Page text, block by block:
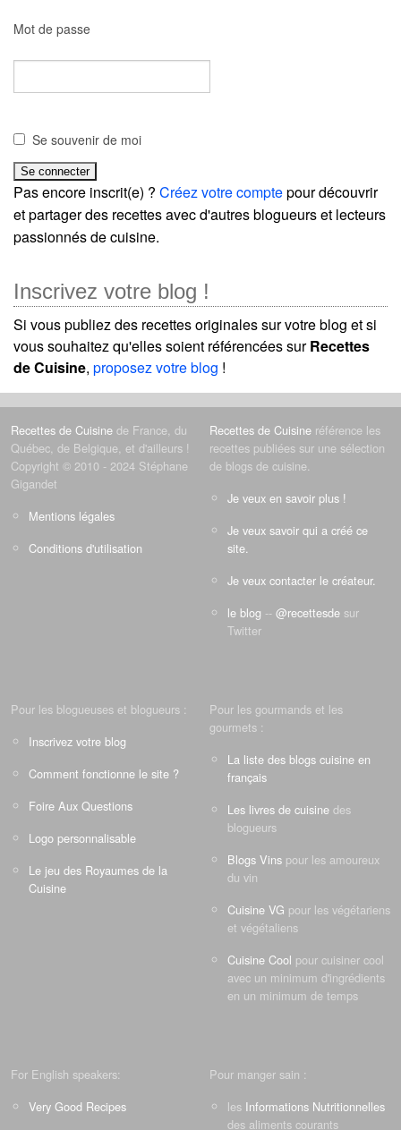
Mot de passe
Se souvenir de moi
Pas encore inscrit(e) ? Créez votre comptepour découvrir
et partager des recettes avec d'autres blogueurs et lecteurs
passionnés de cuisine.
Inscrivez votre blog !
Si vous publiez des recettes originales sur votre blog et si
vous souhaitez qu'elles soient référencées surRecettes
de Cuisine, proposez votre blog !
Recettes de Cuisine de France, du
Québec, de Belgique, et d'ailleurs !
Copyright © 2010 - 2024 Stéphane
Gigandet
Mentions légales
Conditions d'utilisation
Recettes de Cuisine référence les
recettes publiées sur une sélection
de blogs de cuisine.
Je veux en savoir plus !
Je veux savoir qui a créé ce
site.
Je veux contacter le créateur.
le blog -- @recettesde sur
Twitter
Pour les blogueuses et blogueurs :
Inscrivez votre blog
Comment fonctionne le site ?
Foire Aux Questions
Logo personnalisable
Le jeu des Royaumes de la
Cuisine
Pour les gourmands et les
gourmets :
La liste des blogs cuisine en
français
Les livres de cuisine des
blogueurs
Blogs Vins pour les amoureux
du vin
Cuisine VG pour les végétariens
et végétaliens
Cuisine Cool pour cuisiner cool
avec un minimum d'ingrédients
en un minimum de temps
For English speakers:
Very Good Recipes
Pour manger sain :
les Informations Nutritionnelles
des aliments courants